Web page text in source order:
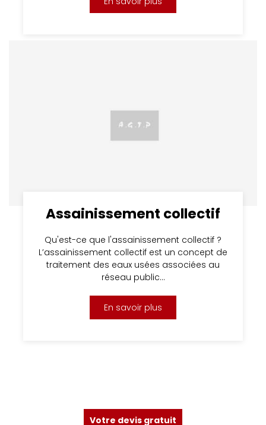
Assainissement collectif
Qu'est-ce que l'assainissement collectif ?
L’assainissement collectif est un concept de
traitement des eaux usées associées au
réseau public…
En savoir plus
Votre devis gratuit